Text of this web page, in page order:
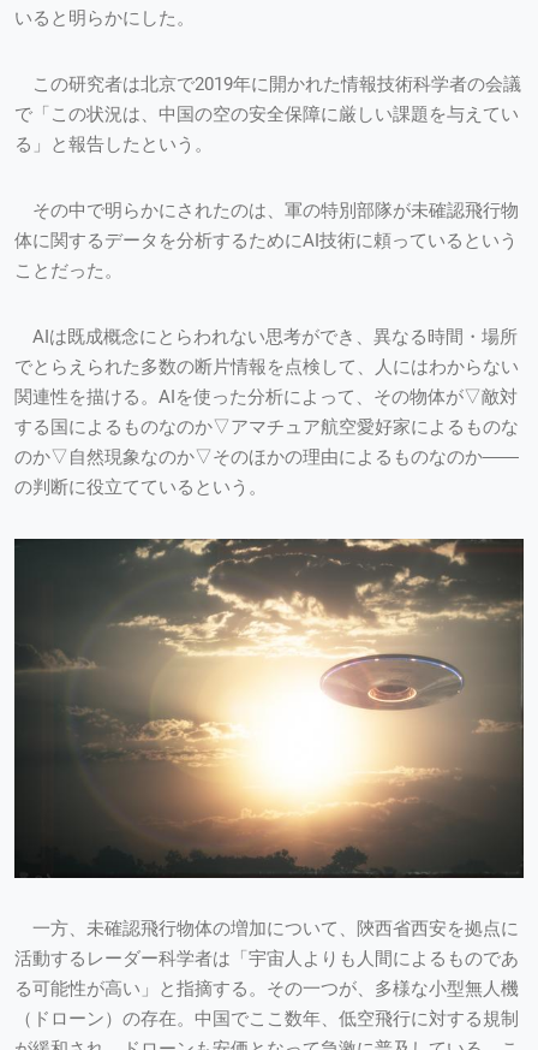
いると明らかにした。
この研究者は北京で2019年に開かれた情報技術科学者の会議
で「この状況は、中国の空の安全保障に厳しい課題を与えてい
る」と報告したという。
その中で明らかにされたのは、軍の特別部隊が未確認飛行物
体に関するデータを分析するためにAI技術に頼っているという
ことだった。
AIは既成概念にとらわれない思考ができ、異なる時間・場所
でとらえられた多数の断片情報を点検して、人にはわからない
関連性を描ける。AIを使った分析によって、その物体が▽敵対
する国によるものなのか▽アマチュア航空愛好家によるものな
のか▽自然現象なのか▽そのほかの理由によるものなのか――
の判断に役立てているという。
一方、未確認飛行物体の増加について、陝西省西安を拠点に
活動するレーダー科学者は「宇宙人よりも人間によるものであ
る可能性が高い」と指摘する。その一つが、多様な小型無人機
（ドローン）の存在。中国でここ数年、低空飛行に対する規制